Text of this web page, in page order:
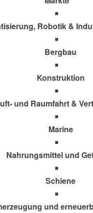
Robotik &
Bergbau
Konstruktion
und Raumfahrt &
Marine
Nahrungsmittel und
Schiene
und